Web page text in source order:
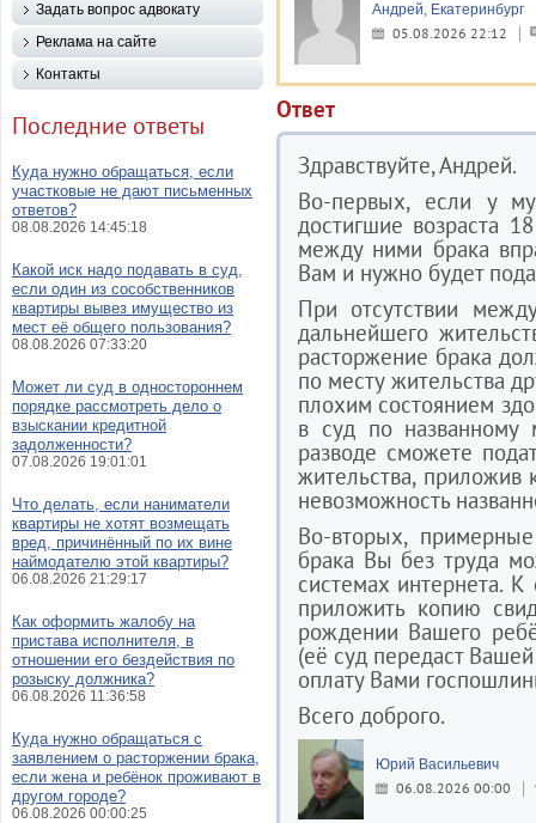
Андрей, Екатеринбург
05.08.2026 22:12
Ответ
Здравствуйте, Андрей.
Во-первых, если у
достигшие возраста
между ними брака
Вам и нужно будет
При отсутствии
дальнейшего
расторжение брака
по месту жительства
плохим состоянием
в суд по
разводе сможете
жительства,
невозможность
Во-вторых,
брака Вы без труда
системах интернета.
приложить копию
рождении Вашего
(её суд передаст
оплату Вами
Всего доброго.
Юрий Васильевич
06.08.2026 00:00
Задать вопрос адвокату
Реклама на сайте
Контакты
Последние ответы
Куда нужно обращаться, если
участковые не дают письменных
ответов?
08.08.2026 14:45:18
Какой иск надо подавать в суд,
если один из сособственников
квартиры вывез имущество из
мест её общего пользования?
08.08.2026 07:33:20
Может ли суд в одностороннем
порядке рассмотреть дело о
взыскании кредитной
задолженности?
07.08.2026 19:01:01
Что делать, если наниматели
квартиры не хотят возмещать
вред, причинённый по их вине
наймодателю этой квартиры?
06.08.2026 21:29:17
Как оформить жалобу на
пристава исполнителя, в
отношении его бездействия по
розыску должника?
06.08.2026 11:36:58
Куда нужно обращаться с
заявлением о расторжении брака,
если жена и ребёнок проживают в
другом городе?
06.08.2026 00:00:25